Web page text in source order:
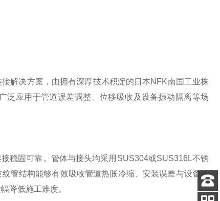
解决方案，由拥有深厚技术积淀的日本NFK南国工业株
泛应用于管道误差调整、位移吸收及设备振动隔离等场
稳固可靠。管体与接头均采用SUS304或SUS316L不锈
管结构能够有效吸收管道热胀冷缩、安装误差与设备振
降低施工难度。
客服